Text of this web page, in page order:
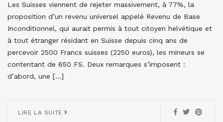
Les Suisses viennent de rejeter massivement, à 77%, la
proposition d’un revenu universel appelé Revenu de Base
Inconditionnel, qui aurait permis à tout citoyen helvétique et
à tout étranger résidant en Suisse depuis cinq ans de
percevoir 2500 Francs suisses (2250 euros), les mineurs se
contentant de 650 FS. Deux remarques s’imposent :
d’abord, une […]
LIRE LA SUITE